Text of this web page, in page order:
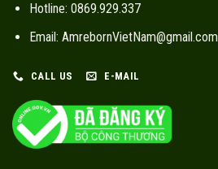
Hotline: 0869.929.337
Email: AmrebornVietNam@gmail.com
CALL US E-MAIL